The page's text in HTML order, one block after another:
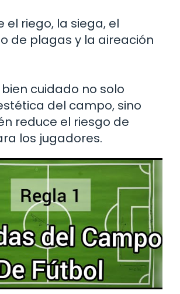
el riego, la siega, el
de plagas y la aireación
cuidado no solo
del campo, sino
reduce el riesgo de
los jugadores.